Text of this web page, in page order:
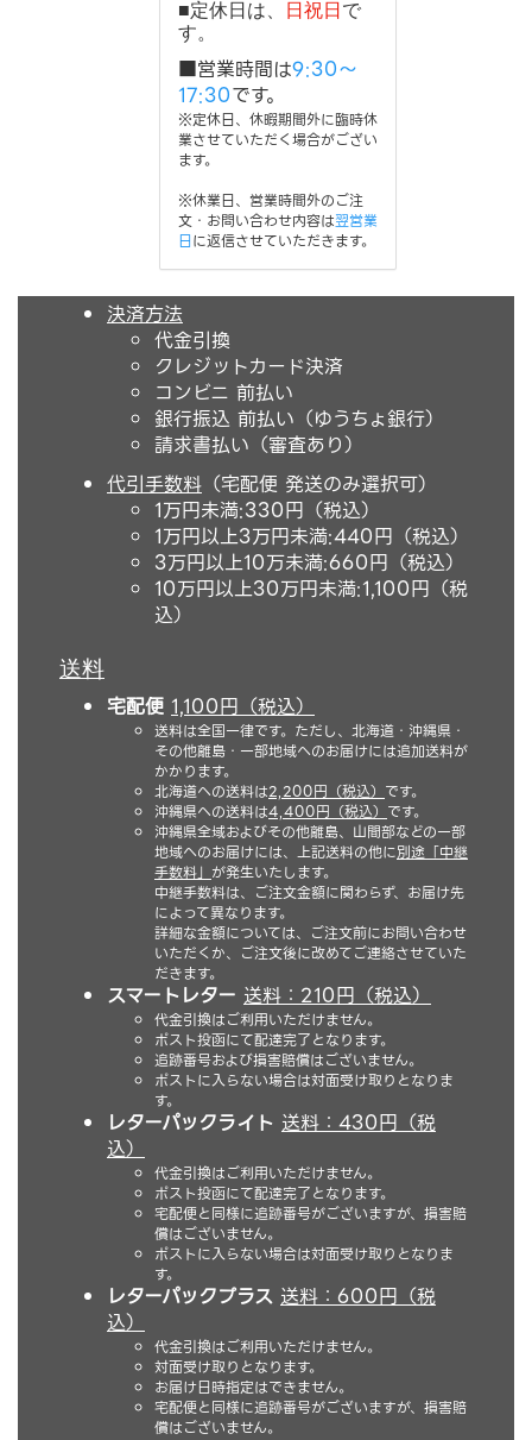
■定休日は、 日祝日で
す。
■営業時間は9:30～
17:30です。
※定休日、休暇期間外に臨時休
業させていただく場合がござい
ます。
※休業日、営業時間外のご注
文・お問い合わせ内容は翌営業
日に返信させていただきます。
決済方法
代金引換
クレジットカード決済
コンビニ 前払い
銀行振込 前払い（ゆうちょ銀行）
請求書払い（審査あり）
代引手数料 （宅配便 発送のみ選択可）
1万円未満:330円（税込）
1万円以上3万円未満:440円（税込）
3万円以上10万未満:660円（税込）
10万円以上30万円未満:1,100円（税
込）
送料
宅配便 1,100円（税込）
送料は全国一律です。ただし、北海道・沖縄県・
その他離島・一部地域へのお届けには追加送料が
かかります。
北海道への送料は2,200円（税込） です。
沖縄県への送料は4,400円（税込） です。
沖縄県全域およびその他離島、山間部などの一部
地域へのお届けには、上記送料の他に別途「中継
手数料」 が発生いたします。
中継手数料は、ご注文金額に関わらず、お届け先
によって異なります。
詳細な金額については、ご注文前にお問い合わせ
いただくか、ご注文後に改めてご連絡させていた
だきます。
スマートレター 送料：210円（税込）
代金引換はご利用いただけません。
ポスト投函にて配達完了となります。
追跡番号および損害賠償はございません。
ポストに入らない場合は対面受け取りとなりま
す。
レターパックライト 送料：430円（税
込）
代金引換はご利用いただけません。
ポスト投函にて配達完了となります。
宅配便と同様に追跡番号がございますが、損害賠
償はございません。
ポストに入らない場合は対面受け取りとなりま
す。
レターパックプラス 送料：600円（税
込）
代金引換はご利用いただけません。
対面受け取りとなります。
お届け日時指定はできません。
宅配便と同様に追跡番号がございますが、損害賠
償はございません。